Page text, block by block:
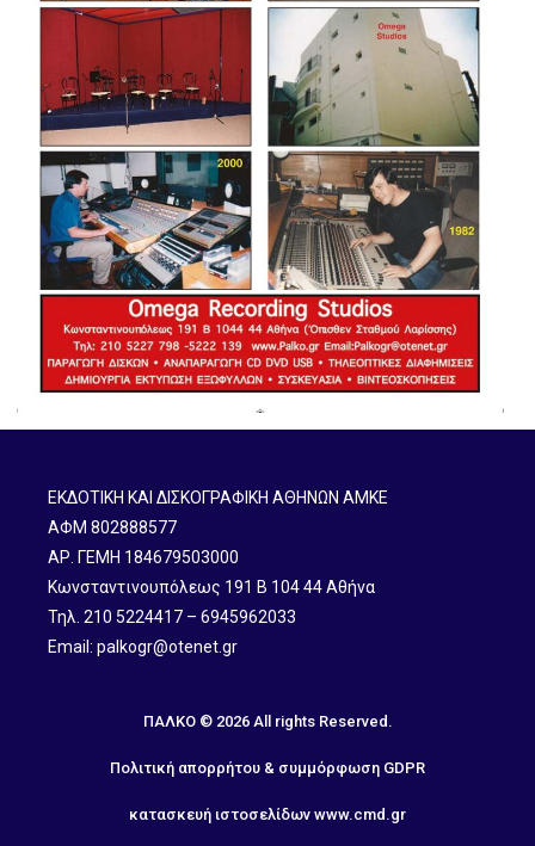
ΕΚΔΟΤΙΚΗ ΚΑΙ ΔΙΣΚΟΓΡΑΦΙΚΗ ΑΘΗΝΩΝ ΑΜΚΕ
ΑΦΜ 802888577
ΑΡ. ΓΕΜΗ 184679503000
Κωνσταντινουπόλεως 191 B 104 44 Αθήνα
Τηλ. 210 5224417 – 6945962033
Email: palkogr@otenet.gr
ΠΑΛΚΟ © 2026 All rights Reserved.
Πολιτική απορρήτου & συμμόρφωση GDPR
κατασκευή ιστοσελίδων www.cmd.gr